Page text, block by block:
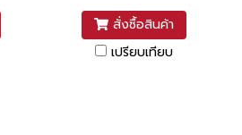
สั่งซื้อสินค้า
เปรียบเทียบ